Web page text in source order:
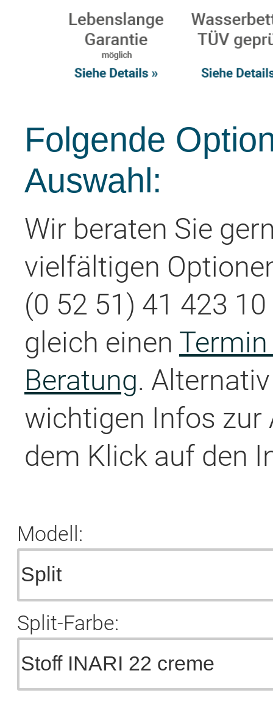
Folgende
Auswahl:
Wir beraten Sie
vielfältigen
(0 52 51) 41 423
gleich einen
Beratung.
wichtigen Infos zur
dem Klick auf den
Modell:
Split-Farbe: